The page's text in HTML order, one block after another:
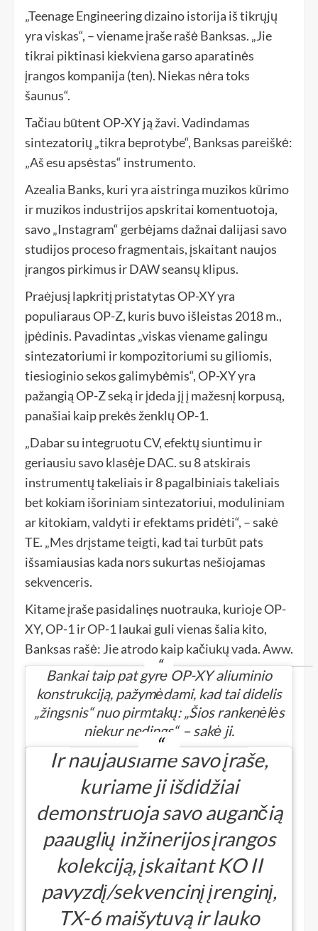
„Teenage Engineering dizaino istorija iš tikrųjų
yra viskas“, – viename įraše rašė Banksas. „Jie
tikrai piktinasi kiekviena garso aparatinės
įrangos kompanija (ten). Niekas nėra toks
šaunus“.
Tačiau būtent OP-XY ją žavi. Vadindamas
sintezatorių „tikra beprotybe“, Banksas pareiškė:
„Aš esu apsėstas“ instrumento.
Azealia Banks, kuri yra aistringa muzikos kūrimo
ir muzikos industrijos apskritai komentuotoja,
savo „Instagram“ gerbėjams dažnai dalijasi savo
studijos proceso fragmentais, įskaitant naujos
įrangos pirkimus ir DAW seansų klipus.
Praėjusį lapkritį pristatytas OP-XY yra
populiaraus OP-Z, kuris buvo išleistas 2018 m.,
įpėdinis. Pavadintas „viskas viename galingu
sintezatoriumi ir kompozitoriumi su giliomis,
tiesioginio sekos galimybėmis“, OP-XY yra
pažangią OP-Z seką ir įdeda jį į mažesnį korpusą,
panašiai kaip prekės ženklų OP-1.
„Dabar su integruotu CV, efektų siuntimu ir
geriausiu savo klasėje DAC. su 8 atskirais
instrumentų takeliais ir 8 pagalbiniais takeliais
bet kokiam išoriniam sintezatoriui, moduliniam
ar kitokiam, valdyti ir efektams pridėti“, – sakė
TE. „Mes drįstame teigti, kad tai turbūt pats
išsamiausias kada nors sukurtas nešiojamas
sekvenceris.
Kitame įraše pasidalinęs nuotrauka, kurioje OP-
XY, OP-1 ir OP-1 laukai guli vienas šalia kito,
Banksas rašė: Jie atrodo kaip kačiukų vada. Aww.
Bankai taip pat gyrė OP-XY aliuminio
konstrukciją, pažymėdami, kad tai didelis
„žingsnis“ nuo pirmtakų: „Šios rankenėlės
niekur nedings“, – sakė ji.
Ir naujausiame savo įraše,
kuriame ji išdidžiai
demonstruoja savo augančią
paauglių inžinerijos įrangos
kolekciją, įskaitant KO II
pavyzdį/sekvencinį įrenginį,
TX-6 maišytuvą ir lauko